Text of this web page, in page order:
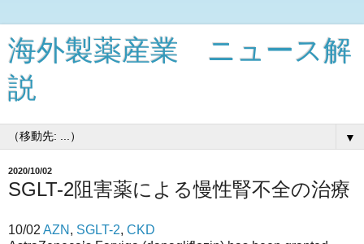
海外製薬産業 ニュース解
説
▼
2020/10/02
SGLT-2阻害薬による慢性腎不全の治療
10/02 AZN , SGLT-2, CKD